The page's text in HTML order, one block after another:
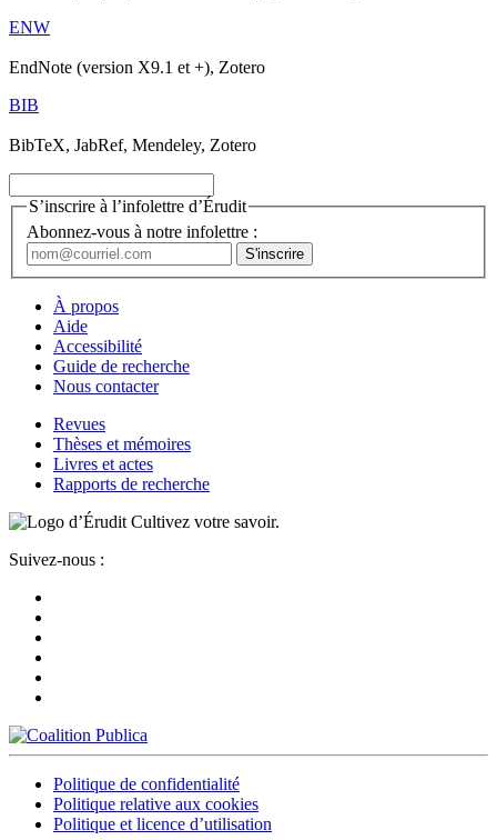
ENW
EndNote (version X9.1 et +), Zotero
BIB
BibTeX, JabRef, Mendeley, Zotero
S’inscrire à l’infolettre d’Érudit
Abonnez-vous à notre infolettre :
À propos
Aide
Accessibilité
Guide de recherche
Nous contacter
Revues
Thèses et mémoires
Livres et actes
Rapports de recherche
Cultivez votre savoir.
Suivez-nous :
Politique de confidentialité
Politique relative aux cookies
Politique et licence d’utilisation